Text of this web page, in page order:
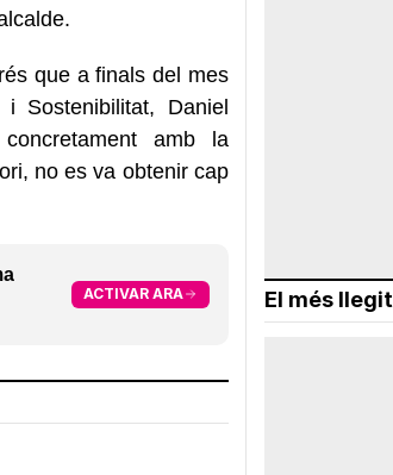
que a finals del mes
Sostenibilitat, Daniel
amb la
no es va obtenir cap
ACTIVAR ARA El més llegit